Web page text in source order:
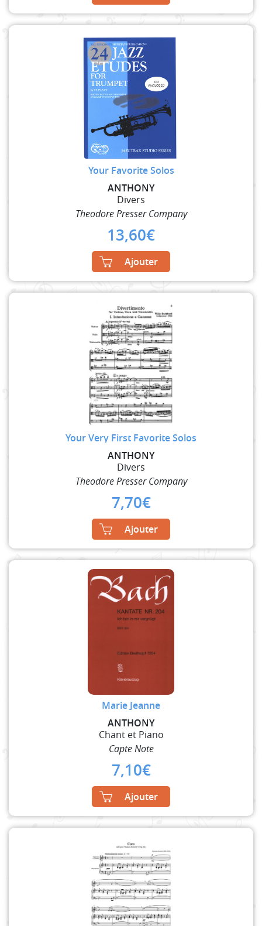
Your Favorite Solos
ANTHONY
Divers
Theodore Presser Company
13,60€
Ajouter
Your Very First Favorite Solos
ANTHONY
Divers
Theodore Presser Company
7,70€
Ajouter
Marie Jeanne
ANTHONY
Chant et Piano
Capte Note
7,10€
Ajouter